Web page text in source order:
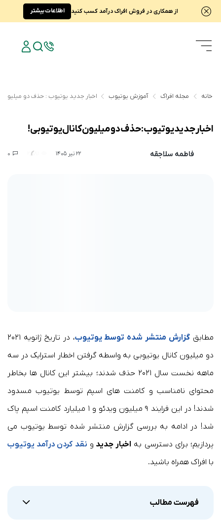
از همکاری در فروش افراک درآمد کسب کنید اطلاعات بیشتر
خانه مجله افراک آموزش یوتیوب اخبار جدید یوتیوب : حذف دو میلیون
اخبار جدید یوتیوب : حذف دو میلیون کانال یوتیوبی !
فاطمه سلاجقه 22 تیر 1405
مطابق گزارش منتشر شده توسط یوتیوب
، در تاریخ ژانویه ۲۰۲۱
دو میلیون کانال یوتیوبی به واسطه گرفتن اخطار استرایک در سه
ماهه نخست سال ۲۰۲۱ حذف شدند؛ بیشتر این کانال ها بخاطر
محتوای نامناسب و کامنت های اسپم توسط یوتیوب مسدود
شدند! در این فرایند ۹ میلیون ویدئو و ۱ میلیارد کامنت اسپم پاک
شد! در ادامه به بررسی گزارش منتشر شده توسط یوتیوب می
پردازیم؛ برای دسترسی به اخبار جدید و نقد کردن درآمد یوتیوب
با افراک همراه باشید.
فهرست مطالب